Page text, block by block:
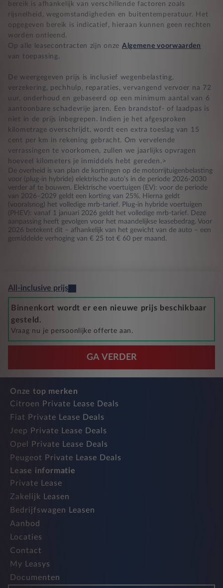
bereik is afhankelijk van verschillende factoren zoals
rijsnelheid, wegomstandigheden en buitentemperatuur. Het
opgegeven bereik is indicatief, hieraan kunnen geen rechten
worden ontleend.
Op alle leasecontracten zijn onze Algemene voorwaarden
van toepassing.
De weergegeven prijs is inclusief wegenbelasting,
verzekering, pechhulp, reparaties, vervangend vervoer na 72
uur, onderhoud en gebaseerd op een minimum aantal van 6
aantoonbare schadevrije jaren. Een brandstof- of laadpas is
niet in de prijs inbegrepen. Indien je het afgesproken
kilometrage overschrijdt, wordt een extra toeslag van 15
cent per km in rekening gebracht. Om vervelende
verrassingen te voorkomen, zullen we jaarlijks opvragen
hoeveel kilometers je inmiddels hebt gereden.>
De overheid is van plan de kortingen op de motorrijtuigenbelasting
voor (plug-in hybride) elektrische auto’s in de periode 2026-2030
verder af te bouwen. Elektrische voertuigen (EV): voor de periode
van 2026–2029 geldt een korting van 25%. Hierna geldt
(vooralsnog) het volledige mrb-tarief. Plug-in hybride voertuigen
(PHEV): vanaf 1 januari 2026 geldt het volledige mrb-tarief. Deze
aanpassing heeft gevolgen voor het maandelijkse leasebedrag. Voor
2026 betekent dit – afhankelijk van het gewicht van de auto – een
gemiddelde verhoging van € 25 tot € 60 per maand.
All-inclusive prijs
Binnenkort wordt er een nieuwe prijs beschikbaar
gesteld.
Vraag nu je persoonlijke offerte aan.
GA VERDER
Onze top merken
Citroen Private Lease Deals
Fiat Private Lease Deals
Jeep Private Lease Deals
Opel Private Lease Deals
Peugeot Private Lease Deals
Lease informatie
Private Lease
Zakelijk Leasen
Bedrijfswagen Leasen
Aanbod
Locaties
Contact
My Leasys
Documenten